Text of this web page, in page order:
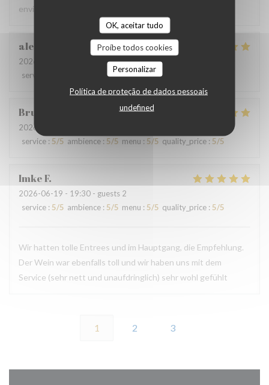
OK, aceitar tudo
Proíbe todos cookies
Personalizar
Política de proteção de dados pessoais
undefined
environment. We will definitely be back!
alessandra
2026-06-23
- 20:00 - guests 4
service
4/5 menu:5/5 quality_price
Bruce
2026-06-20
service : 5/5 ambience : 5/5 menu : 5/5 quality_price : 5/5
ImkeF
2026-06-19 - 19:30 - guests 2
service : 5/5 ambience : 5/5 menu : 5/5 quality_price : 5/5
Wir hatten tolle Entrees und im Hauptgang, die Empfehlung.
Der Wein war ebenfalls toll und wir haben uns mit dem
Service (sehr nett und unaufdringlich) sehr wohl gefühlt
1 2 3